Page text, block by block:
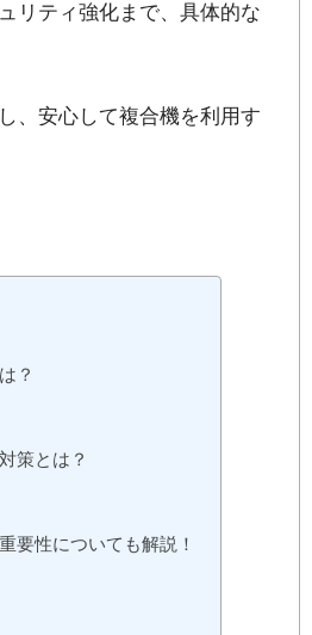
リティ強化まで、具体的な
、安心して複合機を利用す
？
策とは？
要性についても解説！